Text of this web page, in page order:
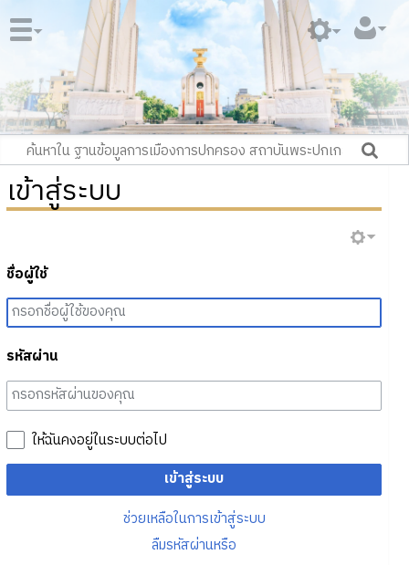
เข้าสู่ระบบ
ชื่อผู้ใช้
รหัสผ่าน
ให้ฉันคงอยู่ในระบบต่อไป
เข้าสู่ระบบ
ช่วยเหลือในการเข้าสู่ระบบ
ลืมรหัสผ่านหรือ